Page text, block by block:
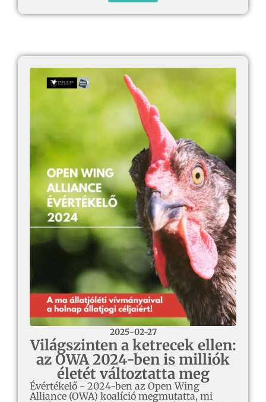
2025-02-27
Világszinten a ketrecek ellen:
az OWA 2024-ben is milliók
életét változtatta meg
Évértékelő - 2024-ben az Open Wing
Alliance (OWA) koalíció megmutatta, mi